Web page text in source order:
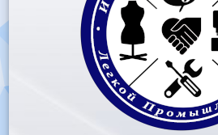
Педагогу
Воспитательная работа